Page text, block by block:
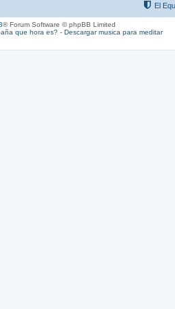
El
® Forum Software © phpBB Limited
que hora es?- Descargar musica para meditar